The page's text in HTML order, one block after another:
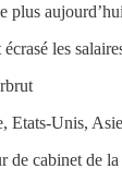
plus
les
Etats-Unis,
de cabinet de